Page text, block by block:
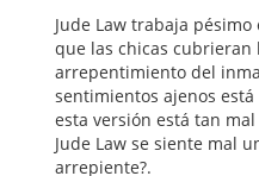
Jude Law trabaja
que las chicas
arrepentimiento del
sentimientos ajenos
esta versión está tan
Jude Law se siente mal
arrepiente?.